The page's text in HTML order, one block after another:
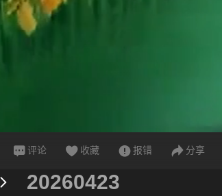
评论 收藏 报错 分享
更多信息20260423